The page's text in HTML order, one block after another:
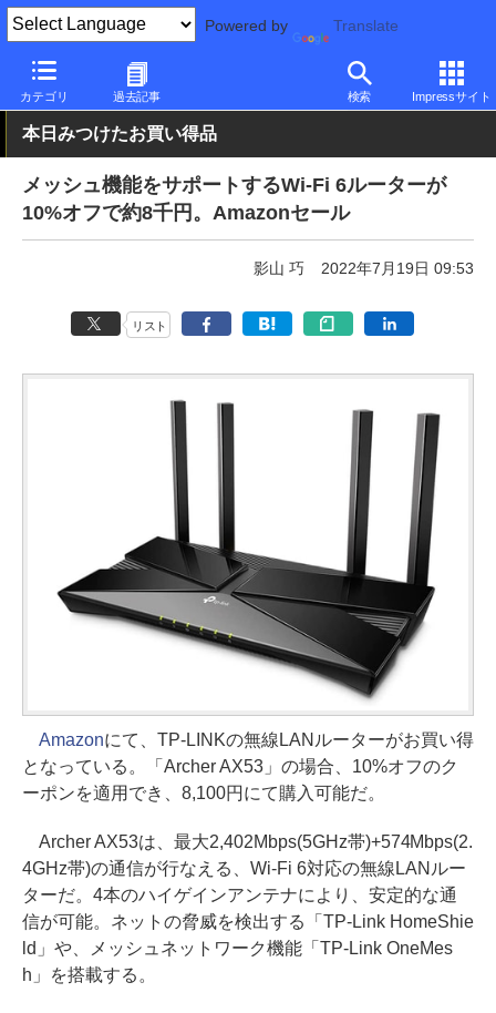
Powered by Translate
カテゴリ 過去記事 検索 Impressサイト
PC Watch 半導体/周辺機器
本日みつけたお買い得品
メッシュ機能をサポートするWi-Fi 6ルーターが
10%オフで約8千円。Amazonセール
影山 巧 2022年7月19日 09:53
リスト
Amazonにて、TP-LINKの無線LANルーターがお買い得
となっている。「Archer AX53」の場合、10%オフのク
ーポンを適用でき、8,100円にて購入可能だ。
Archer AX53は、最大2,402Mbps(5GHz帯)+574Mbps(2.
4GHz帯)の通信が行なえる、Wi-Fi 6対応の無線LANルー
ターだ。4本のハイゲインアンテナにより、安定的な通
信が可能。ネットの脅威を検出する「TP-Link HomeShie
ld」や、メッシュネットワーク機能「TP-Link OneMes
h」を搭載する。